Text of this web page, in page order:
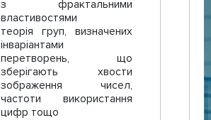
з фрактальними
властивостями
теорія груп, визначених
інваріантами
перетворень, що
зберігають хвости
зображення чисел,
частоти використання
цифр тощо